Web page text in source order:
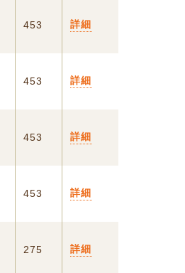
453 詳細
453 詳細
453 詳細
453 詳細
275 詳細